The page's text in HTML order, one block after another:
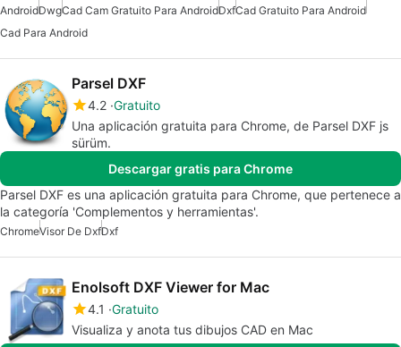
AndroidDwgCad Cam Gratuito Para AndroidDxfCad Gratuito Para Android
Cad Para Android
Parsel DXF
4.2 Gratuito
Una aplicación gratuita para Chrome, de Parsel DXF js
sürüm.
Descargar gratis para Chrome
Parsel DXF es una aplicación gratuita para Chrome, que pertenece a
la categoría 'Complementos y herramientas'.
ChromeVisor De DxfDxf
Enolsoft DXF Viewer for Mac
4.1 Gratuito
Visualiza y anota tus dibujos CAD en Mac